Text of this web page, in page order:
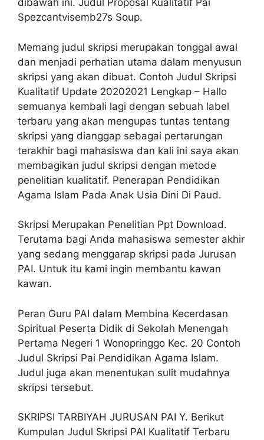
dibawah ini. Judul Proposal Kualitatif Pai
Spezcantvisemb27s Soup.
Memang judul skripsi merupakan tonggal awal
dan menjadi perhatian utama dalam menyusun
skripsi yang akan dibuat. Contoh Judul Skripsi
Kualitatif Update 20202021 Lengkap – Hallo
semuanya kembali lagi dengan sebuah label
terbaru yang akan mengupas tuntas tentang
skripsi yang dianggap sebagai pertarungan
terakhir bagi mahasiswa dan kali ini saya akan
membagikan judul skripsi dengan metode
penelitian kualitatif. Penerapan Pendidikan
Agama Islam Pada Anak Usia Dini Di Paud.
Skripsi Merupakan Penelitian Ppt Download.
Terutama bagi Anda mahasiswa semester akhir
yang sedang menggarap skripsi pada Jurusan
PAI. Untuk itu kami ingin membantu kawan
kawan.
Peran Guru PAI dalam Membina Kecerdasan
Spiritual Peserta Didik di Sekolah Menengah
Pertama Negeri 1 Wonopringgo Kec. 20 Contoh
Judul Skripsi Pai Pendidikan Agama Islam.
Judul juga akan menentukan sulit mudahnya
skripsi tersebut.
SKRIPSI TARBIYAH JURUSAN PAI Y. Berikut
Kumpulan Judul Skripsi PAI Kualitatif Terbaru